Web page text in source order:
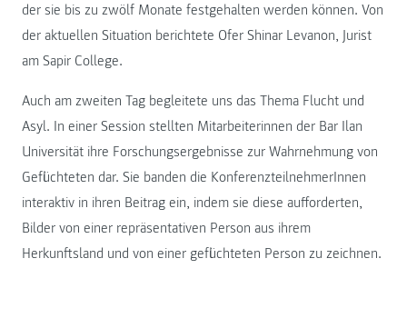
der sie bis zu zwölf Monate festgehalten werden können. Von
der aktuellen Situation berichtete Ofer Shinar Levanon, Jurist
am Sapir College.
Auch am zweiten Tag begleitete uns das Thema Flucht und
Asyl. In einer Session stellten Mitarbeiterinnen der Bar Ilan
Universität ihre Forschungsergebnisse zur Wahrnehmung von
Geflüchteten dar. Sie banden die KonferenzteilnehmerInnen
interaktiv in ihren Beitrag ein, indem sie diese aufforderten,
Bilder von einer repräsentativen Person aus ihrem
Herkunftsland und von einer geflüchteten Person zu zeichnen.